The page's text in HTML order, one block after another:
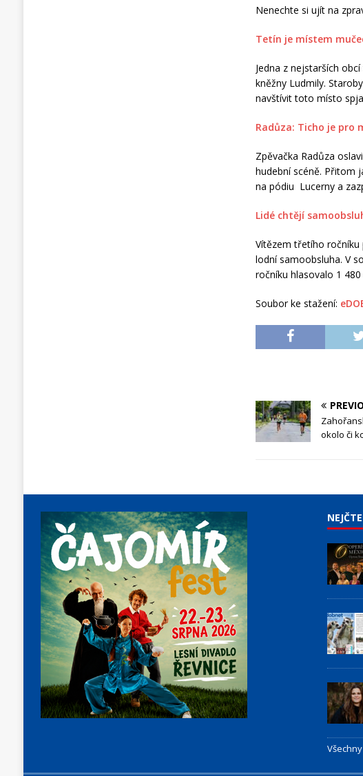
Nenechte si ujít na
Tetín je místem
Jedna z nejstarších
kněžny Ludmily.
navštívit toto místo
Radůza: Ticho je pro
Zpěvačka Radůza
hudební scéně. Přitom
na pódiu Lucerny a
Lidé chtějí
Vítězem třetího ročníku
lodní samoobsluha. V
ročníku hlasovalo 1
Soubor ke stažení:
okolo či